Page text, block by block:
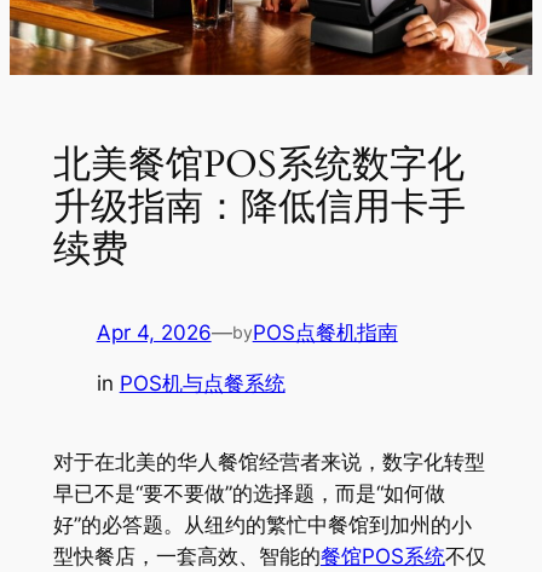
北美餐馆POS系统数字化
升级指南：降低信用卡手
续费
Apr 4, 2026—byPOS点餐机指南
in POS机与点餐系统
对于在北美的华人餐馆经营者来说，数字化转型
早已不是“要不要做”的选择题，而是“如何做
好”的必答题。从纽约的繁忙中餐馆到加州的小
型快餐店，一套高效、智能的餐馆POS系统不仅